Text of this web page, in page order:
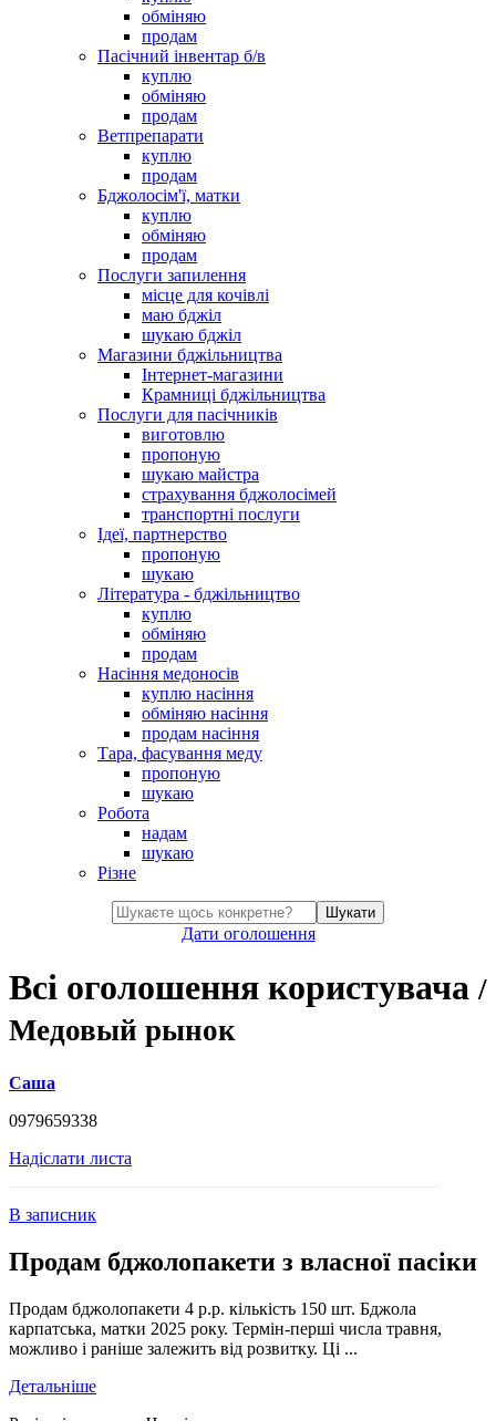
обміняю
продам
Пасічний інвентар б/в
куплю
обміняю
продам
Ветпрепарати
куплю
продам
Бджолосім'ї, матки
куплю
обміняю
продам
Послуги запилення
місце для кочівлі
маю бджіл
шукаю бджіл
Магазини бджільництва
Інтернет-магазини
Крамниці бджільництва
Послуги для пасічників
виготовлю
пропоную
шукаю майстра
страхування бджолосімей
транспортні послуги
Ідеї, партнерство
пропоную
шукаю
Література - бджільництво
куплю
обміняю
продам
Насіння медоносів
куплю насіння
обміняю насіння
продам насіння
Тара, фасування меду
пропоную
шукаю
Робота
надам
шукаю
Різне
Шукати
Дати оголошення
Всі оголошення користувача/
Медовый рынок
Саша
0979659338
Надіслати листа
В записник
Продам бджолопакети з власної пасіки
Продам бджолопакети 4 р.р. кількість 150 шт. Бджола
карпатська, матки 2025 року. Термін-перші числа травня,
можливо і раніше залежить від розвитку. Ці ...
Детальніше